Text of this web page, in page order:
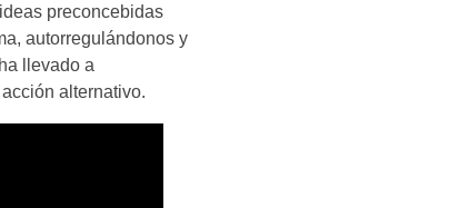
preconcebidas
autorregulándonos y
llevado a
alternativo.